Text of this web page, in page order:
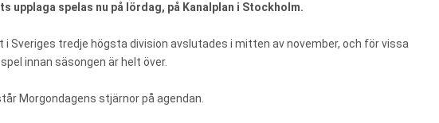
upplaga spelas nu på lördag, på Kanalplan i Stockholm.
i Sveriges tredje högsta division avslutades i mitten av november, och för vissa
innan säsongen är helt över.
Morgondagens stjärnor på agendan.